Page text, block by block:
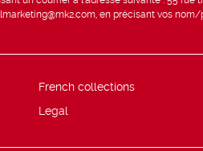
en précisant vos nom/
French collections
Legal